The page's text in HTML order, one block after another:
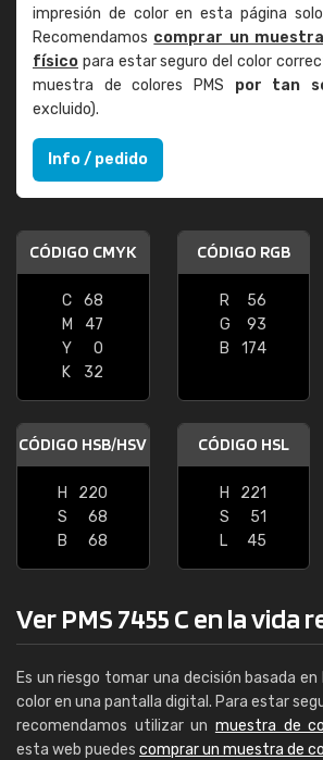
impresión de color en esta página
Recomendamos comprar un
físico para estar seguro del color
muestra de colores PMS por tan
excluido).
Info / pedido
CÓDIGO CMYK
C
68
M
47
Y
0
K
32
CÓDIGO RGB
R
56
G
93
B
174
CÓDIGO HSB/HSV
H
220
S
68
B
68
CÓDIGO HSL
H
221
S
51
L
45
Ver PMS 7455 C en la vida
Es un riesgo tomar una decisión basada
color en una pantalla digital. Para estar
recomendamos utilizar un muestra de
esta web puedes comprar un muestra de